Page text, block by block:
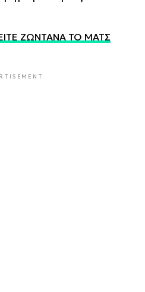
ΖΩΝΤΑΝΑ ΤΟ ΜΑΤΣ